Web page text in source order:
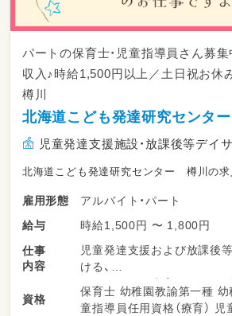
パートの保育士・児童指導員さん募
収入♪時給1,500円以上／土日祝お休
樽川
北海道こども発達研究センタ
児童発達支援施設・放課後等デイ
北海道こども発達研究センター 樽川の求
雇用形態
アルバイト・パート
給与
時給1,500円 〜 1,800円
仕事
内容
児童発達支援および放課後
ける、
子どもたちの療育・サポー
します♪
資格
保育士 幼稚園教諭第一種 幼稚園教諭第二種 児
童指導員任用資格（療育） 児童発達支援管理責